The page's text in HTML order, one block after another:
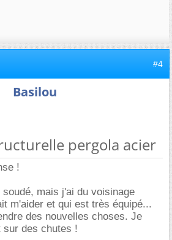
#4
Basilou
pergola acier
!
mais j'ai du voisinage
m'aider et qui est très équipé...
des nouvelles choses. Je
sur des chutes !